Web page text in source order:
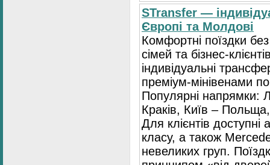
STransfer —
Європі та Молдові
Комфортні поїздки
сімей та бізнес-
індивідуальні
преміум-мінівенами
Популярні напрямки:
Краків, Київ –
Для клієнтів
класу, а також
невеликих груп.